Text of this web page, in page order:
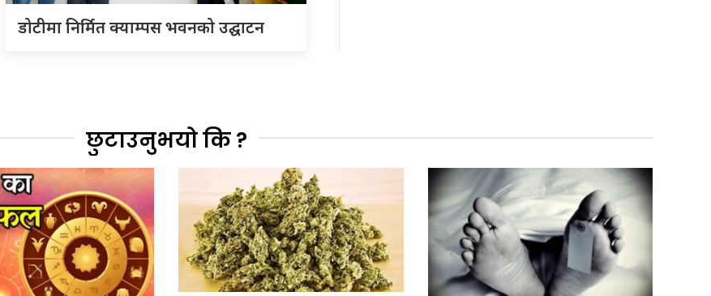
डोटीमा निर्मित क्याम्पस भवनको उद्घाटन
छुटाउनुभयो कि ?